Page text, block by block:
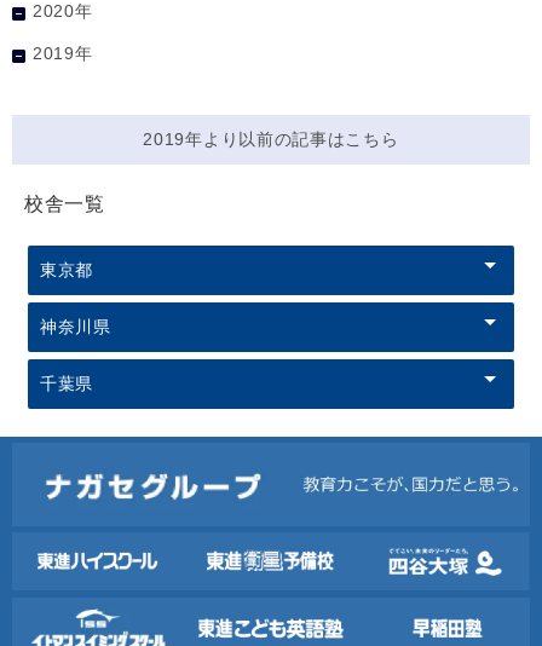
2020年
2019年
2019年より以前の記事はこちら
校舎一覧
東京都
神奈川県
千葉県